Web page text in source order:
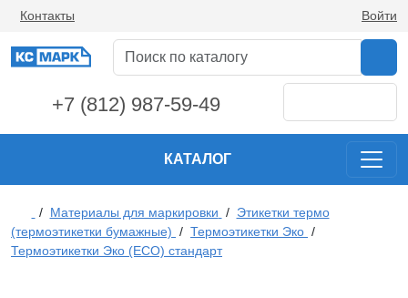
Контакты Войти
+7 (812) 987-59-49
КАТАЛОГ
/ Материалы для маркировки / Этикетки термо
(термоэтикетки бумажные) / Термоэтикетки Эко /
Термоэтикетки Эко (ECO) стандарт